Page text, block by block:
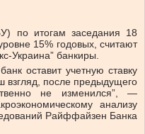
по итогам заседания 18
15% годовых, считают
Украина” банкиры.
оставит учетную ставку
взгляд, после предыдущего
не изменился”, —
анализу
Райффайзен Банка